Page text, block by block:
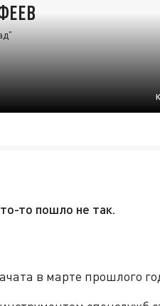
то пошло не так.
в марте прошлого